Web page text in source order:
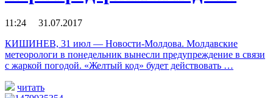
11:24 31.07.2017
КИШИНЕВ, 31 июл — Новости-Молдова. Молдавские
метеорологи в понедельник вынесли предупреждение в связи
с жаркой погодой. «Желтый код» будет действовать …
читать